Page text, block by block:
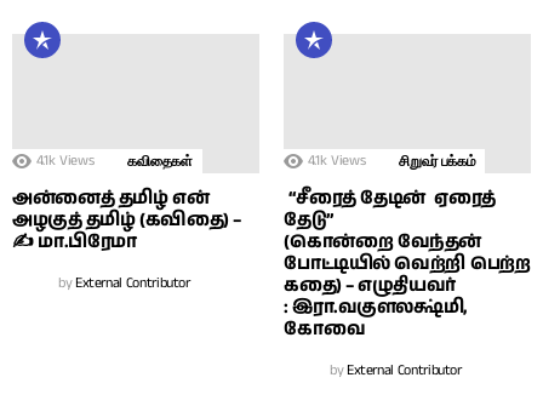
4.1k Views கவிதைகள்
அன்னைத் தமிழ் என்
அழகுத் தமிழ் (கவிதை) –
✍ மா.பிரேமா
byExternal Contributor
4.1k Views சிறுவர் பக்கம்
“சீரைத் தேடின் ஏரைத்
தேடு”
(கொன்றை வேந்தன்
போட்டியில் வெற்றி பெற்ற
கதை) – எழுதியவர்
: இரா.வகுளலக்ஷ்மி,
கோவை
byExternal Contributor